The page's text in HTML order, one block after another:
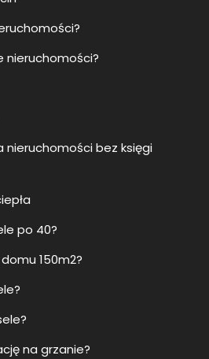
nieruchomości?
nieruchomości bez księgi
po 40?
150m2?
na grzanie?